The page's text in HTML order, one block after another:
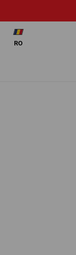
RO